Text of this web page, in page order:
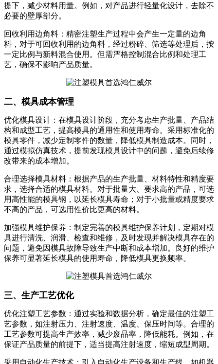
提下，减少材料用量。例如，对产品进行轻量化设计，去除不
必要的壁厚部分。
回收利用边角料：精密注塑生产过程中会产生一定量的边角
料，对于可回收利用的边角料，经过粉碎、筛选等处理后，按
一定比例与新料混合使用。但需严格控制混合比例和处理工
艺，确保不影响产品质量。
二、模具成本管理
优化模具设计：在模具设计阶段，充分考虑生产批量、产品结
构和成型工艺，提高模具的通用性和使用寿命。采用标准化的
模具零件，减少定制零件的数量，降低模具制造成本。同时，
通过模拟仿真技术，提前发现模具设计中的问题，避免后续修
改带来的成本增加。
合理选择模具材料：根据产品的生产批量、材料特性和精度要
求，选择合适的模具材料。对于批量大、要求高的产品，可选
用高性能的模具钢，以延长模具寿命；对于小批量或精度要求
不高的产品，可选用性价比更高的材料。
加强模具维护保养：制定完善的模具维护保养计划，定期对模
具进行清洗、润滑、检查和维修，及时发现并解决模具存在的
问题，避免因模具故障导致生产中断和成本增加。良好的维护
保养可显著延长模具的使用寿命，降低模具更换频率。
三、生产工艺优化
优化注塑工艺参数：通过实验和数据分析，确定最佳的注塑工
艺参数，如注射压力、注射速度、温度、保压时间等。合理的
工艺参数可提高生产效率，减少废品率，降低能耗。例如，在
保证产品质量的前提下，适当提高注射速度，缩短成型周期。
采用自动化生产技术：引入自动化生产设备和生产线，如机器